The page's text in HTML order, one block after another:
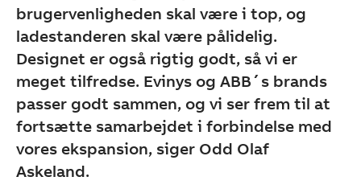
brugervenligheden skal være i top, og
ladestanderen skal være pålidelig.
Designet er også rigtig godt, så vi er
meget tilfredse. Evinys og ABB´s brands
passer godt sammen, og vi ser frem til at
fortsætte samarbejdet i forbindelse med
vores ekspansion, siger Odd Olaf
Askeland.